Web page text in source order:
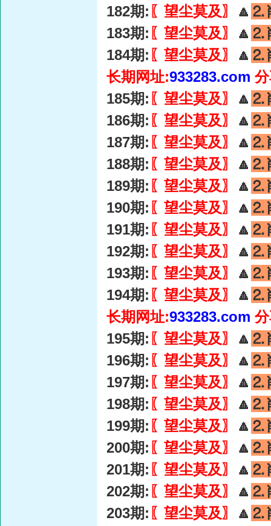
182期: 〖望尘莫及〗 🔼 ⒉
183期: 〖望尘莫及〗 🔼 ⒉
184期: 〖望尘莫及〗 🔼 ⒉
长期网址:933283.com
185期: 〖望尘莫及〗 🔼 ⒉
186期: 〖望尘莫及〗 🔼 ⒉
187期: 〖望尘莫及〗 🔼 ⒉
188期: 〖望尘莫及〗 🔼 ⒉
189期: 〖望尘莫及〗 🔼 ⒉
190期: 〖望尘莫及〗 🔼 ⒉
191期: 〖望尘莫及〗 🔼 ⒉
192期: 〖望尘莫及〗 🔼 ⒉
193期: 〖望尘莫及〗 🔼 ⒉
194期: 〖望尘莫及〗 🔼 ⒉
长期网址:933283.com
195期: 〖望尘莫及〗 🔼 ⒉
196期: 〖望尘莫及〗 🔼 ⒉
197期: 〖望尘莫及〗 🔼 ⒉
198期: 〖望尘莫及〗 🔼 ⒉
199期: 〖望尘莫及〗 🔼 ⒉
200期: 〖望尘莫及〗 🔼 ⒉
201期: 〖望尘莫及〗 🔼 ⒉
202期: 〖望尘莫及〗 🔼 ⒉
203期: 〖望尘莫及〗 🔼 ⒉